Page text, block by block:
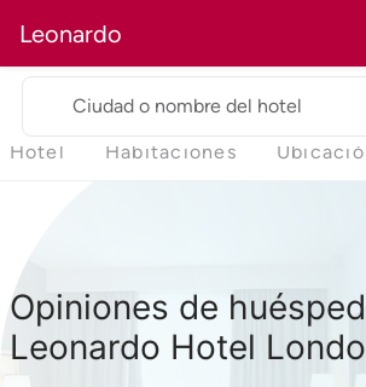
Leonardo
Ciudad o nombre del hotel
Hotel Habitaciones
Opiniones de
Leonardo Hotel